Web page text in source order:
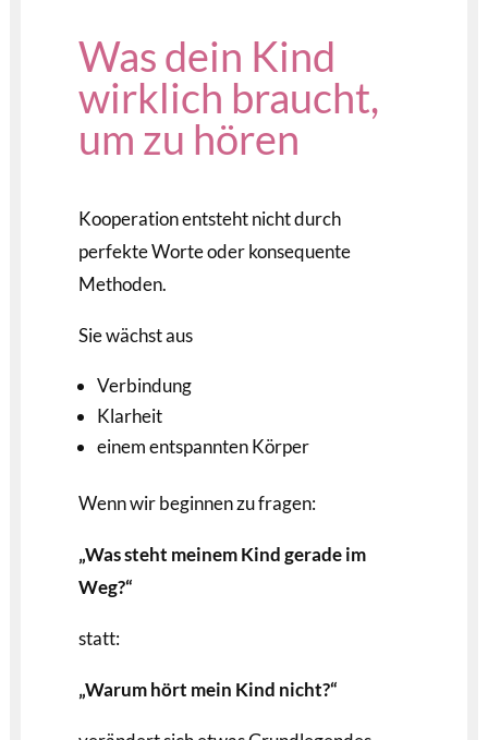
Was dein Kind
wirklich braucht,
um zu hören
Kooperation entsteht nicht durch
perfekte Worte oder konsequente
Methoden.
Sie wächst aus
Verbindung
Klarheit
einem entspannten Körper
Wenn wir beginnen zu fragen:
„Was steht meinem Kind gerade im
Weg?“
statt:
„Warum hört mein Kind nicht?“